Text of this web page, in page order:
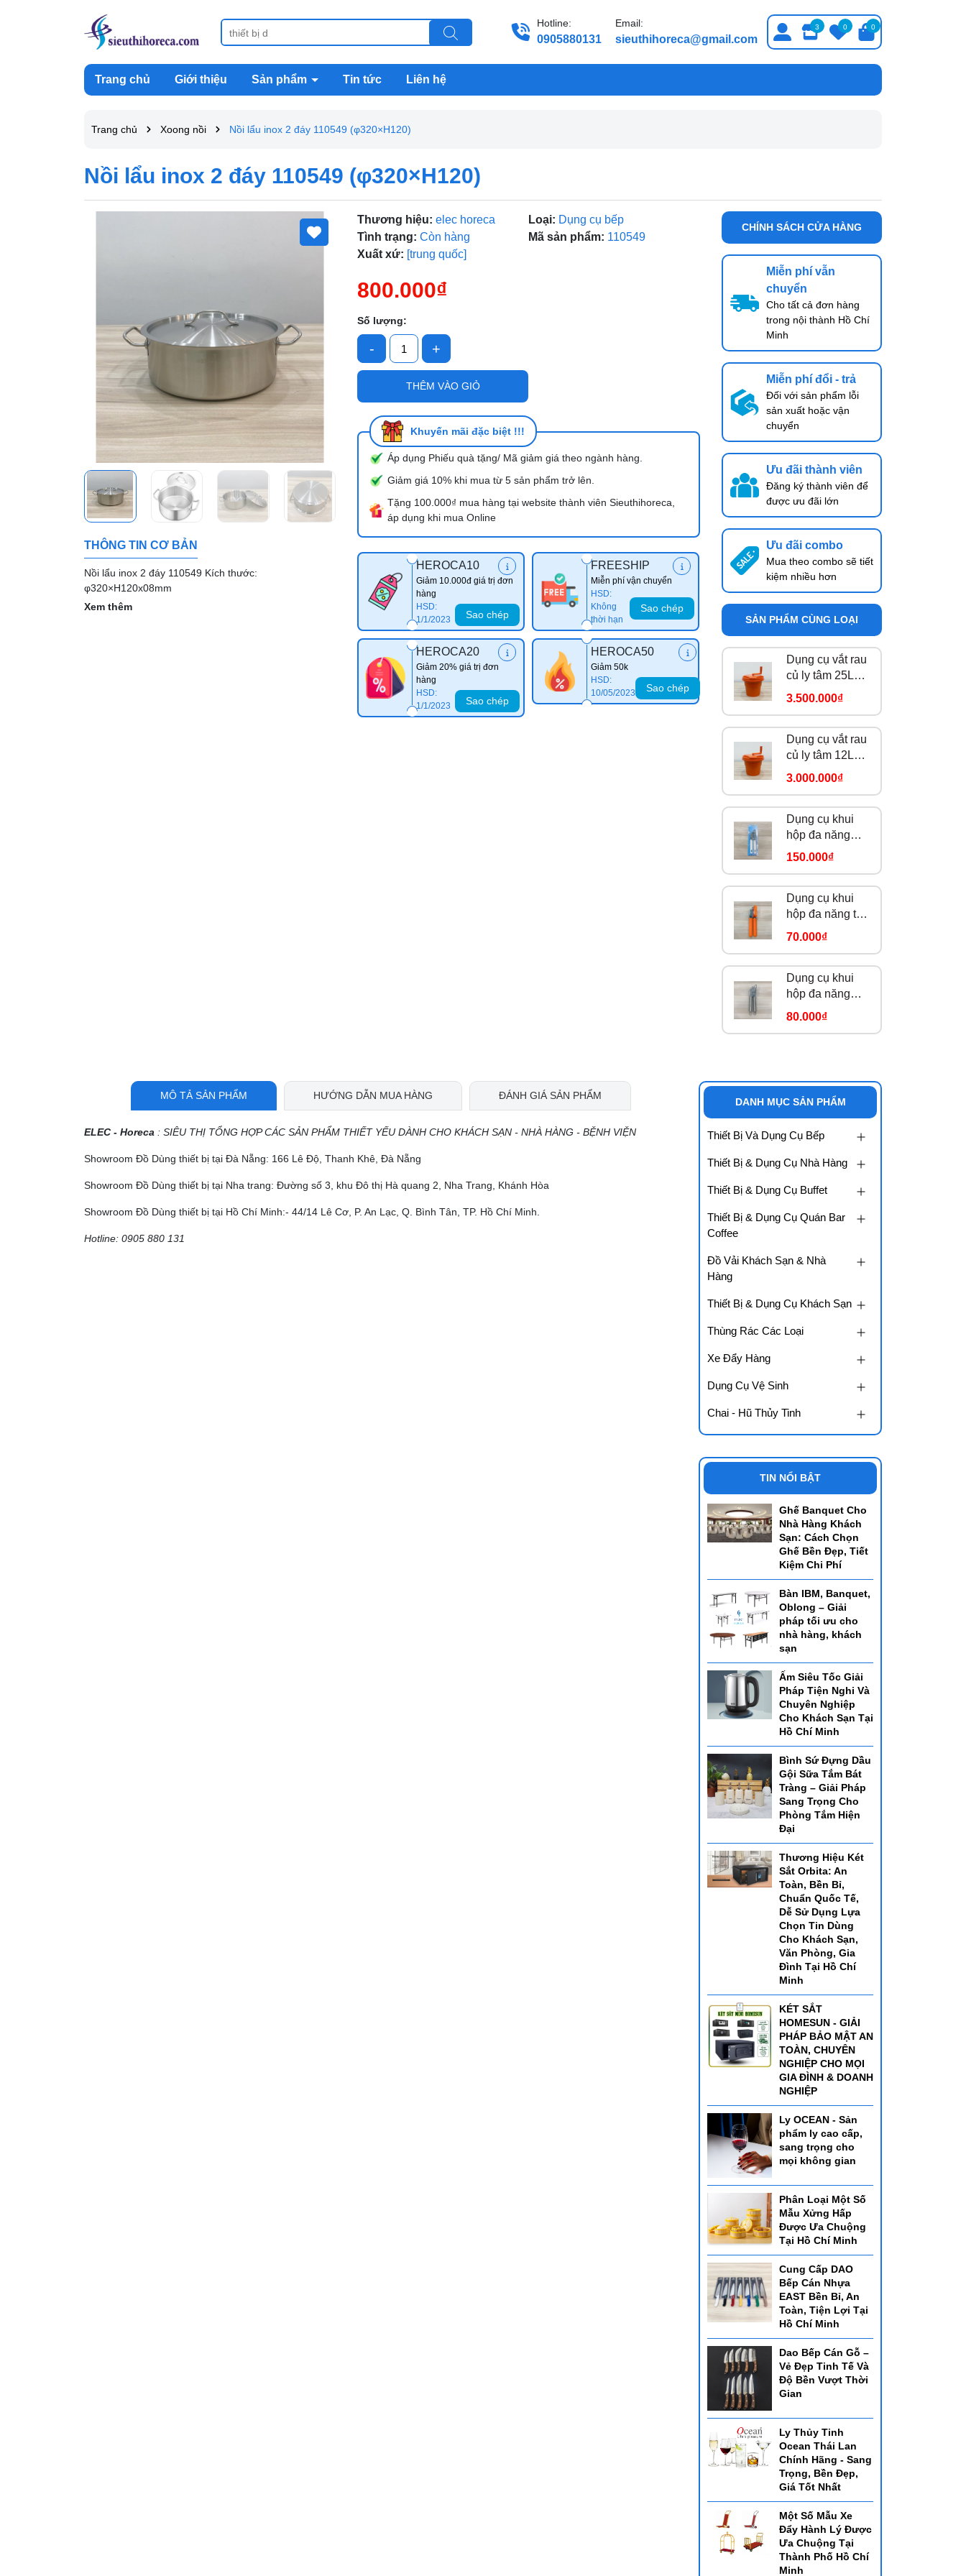
Hotline:
0905880131
Email:
sieuthihoreca@gmail.com
3 0 0
Trang chủ Giới thiệu Sản phẩm Tin tức Liên hệ
Trang chủ Xoong nồi Nồi lẩu inox 2 đáy 110549 (φ320×H120)
Nồi lẩu inox 2 đáy 110549 (φ320×H120)
THÔNG TIN CƠ BẢN
Nồi lẩu inox 2 đáy 110549 Kích thước:
φ320×H120x08mm
Xem thêm
Thương hiệu: elec horeca Loại: Dụng cụ bếp
Tình trạng: Còn hàng Mã sản phẩm: 110549
Xuất xứ: [trung quốc]
800.000₫
Số lượng:
- +
THÊM VÀO GIỎ
Khuyến mãi đặc biệt !!!
Áp dụng Phiếu quà tặng/ Mã giảm giá theo ngành hàng.
Giảm giá 10% khi mua từ 5 sản phẩm trở lên.
Tặng 100.000₫ mua hàng tại website thành viên Sieuthihoreca,
áp dụng khi mua Online
HEROCA10
Giảm 10.000đ giá trị đơn
hàng
HSD:
1/1/2023
Sao chép
FREESHIP
Miễn phí vận chuyển
HSD:
Không
thời hạn
Sao chép
HEROCA20
Giảm 20% giá trị đơn
hàng
HSD:
1/1/2023
Sao chép
HEROCA50
Giảm 50k
HSD:
10/05/2023
Sao chép
Mã giảm giá:
Điều kiện:
CHÍNH SÁCH CỬA HÀNG
Miễn phí vẫn
chuyển
Cho tất cả đơn hàng
trong nội thành Hồ Chí
Minh
Miễn phí đổi - trả
Đối với sản phẩm lỗi
sản xuất hoặc vận
chuyển
Ưu đãi thành viên
Đăng ký thành viên để
được ưu đãi lớn
Ưu đãi combo
Mua theo combo sẽ tiết
kiệm nhiều hơn
SẢN PHẨM CÙNG LOẠI
Dụng cụ vắt rau
củ ly tâm 25L
DC0398
3.500.000₫
Dụng cụ vắt rau
củ ly tâm 12L
DC0396
3.000.000₫
Dụng cụ khui
hộp đa năng
FZ-06
150.000₫
Dụng cụ khui
hộp đa năng tay
cầm cam
70.000₫
Dụng cụ khui
hộp đa năng
184913
80.000₫
MÔ TẢ SẢN PHẨM HƯỚNG DẪN MUA HÀNG ĐÁNH GIÁ SẢN PHẨM
ELEC - Horeca : SIÊU THỊ TỔNG HỢP CÁC SẢN PHẨM THIẾT YẾU DÀNH CHO KHÁCH SẠN - NHÀ HÀNG - BỆNH VIỆN
Showroom Đồ Dùng thiết bị tại Đà Nẵng: 166 Lê Độ, Thanh Khê, Đà Nẵng
Showroom Đồ Dùng thiết bị tại Nha trang: Đường số 3, khu Đô thị Hà quang 2, Nha Trang, Khánh Hòa
Showroom Đồ Dùng thiết bị tại Hồ Chí Minh:- 44/14 Lê Cơ, P. An Lạc, Q. Bình Tân, TP. Hồ Chí Minh.
Hotline: 0905 880 131
DANH MỤC SẢN PHẨM
Thiết Bị Và Dụng Cụ Bếp
Thiết Bị & Dụng Cụ Nhà Hàng
Thiết Bị & Dụng Cụ Buffet
Thiết Bị & Dụng Cụ Quán Bar
Coffee
Đồ Vải Khách Sạn & Nhà
Hàng
Thiết Bị & Dụng Cụ Khách Sạn
Thùng Rác Các Loại
Xe Đẩy Hàng
Dụng Cụ Vệ Sinh
Chai - Hũ Thủy Tinh
TIN NỔI BẬT
Ghế Banquet Cho
Nhà Hàng Khách
Sạn: Cách Chọn
Ghế Bền Đẹp, Tiết
Kiệm Chi Phí
Bàn IBM, Banquet,
Oblong – Giải
pháp tối ưu cho
nhà hàng, khách
sạn
Ấm Siêu Tốc Giải
Pháp Tiện Nghi Và
Chuyên Nghiệp
Cho Khách Sạn Tại
Hồ Chí Minh
Bình Sứ Đựng Dầu
Gội Sữa Tắm Bát
Tràng – Giải Pháp
Sang Trọng Cho
Phòng Tắm Hiện
Đại
Thương Hiệu Két
Sắt Orbita: An
Toàn, Bền Bỉ,
Chuẩn Quốc Tế,
Dễ Sử Dụng Lựa
Chọn Tin Dùng
Cho Khách Sạn,
Văn Phòng, Gia
Đình Tại Hồ Chí
Minh
KÉT SẮT
HOMESUN - GIẢI
PHÁP BẢO MẬT AN
TOÀN, CHUYÊN
NGHIỆP CHO MỌI
GIA ĐÌNH & DOANH
NGHIỆP
Ly OCEAN - Sản
phẩm ly cao cấp,
sang trọng cho
mọi không gian
Phân Loại Một Số
Mẫu Xửng Hấp
Được Ưa Chuộng
Tại Hồ Chí Minh
Cung Cấp DAO
Bếp Cán Nhựa
EAST Bền Bỉ, An
Toàn, Tiện Lợi Tại
Hồ Chí Minh
Dao Bếp Cán Gỗ –
Vẻ Đẹp Tinh Tế Và
Độ Bền Vượt Thời
Gian
Ly Thủy Tinh
Ocean Thái Lan
Chính Hãng - Sang
Trọng, Bền Đẹp,
Giá Tốt Nhất
Một Số Mẫu Xe
Đẩy Hành Lý Được
Ưa Chuộng Tại
Thành Phố Hồ Chí
Minh